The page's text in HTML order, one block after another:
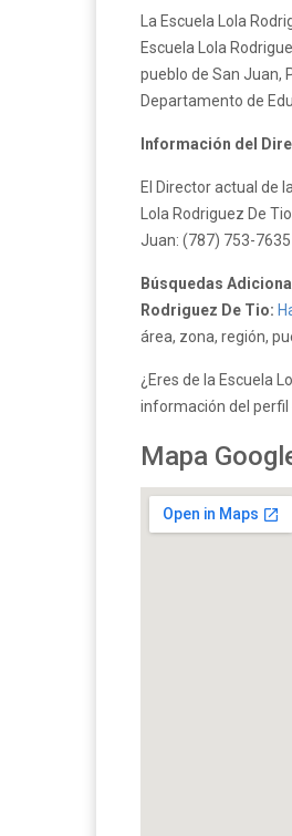
La Escuela Lola
Escuela Lola
pueblo de San Juan,
Departamento de
Información del
El Director actual de
Lola Rodriguez De
Juan: (787) 753-
Búsquedas
Rodriguez De Tio:
área, zona, región,
¿Eres de la Escuela
información del perfil
Mapa